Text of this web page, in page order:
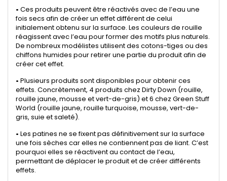
• Ces produits peuvent être réactivés avec de l’eau une
fois secs afin de créer un effet différent de celui
initialement obtenu sur la surface. Les couleurs de rouille
réagissent avec l’eau pour former des motifs plus naturels.
De nombreux modélistes utilisent des cotons-tiges ou des
chiffons humides pour retirer une partie du produit afin de
créer cet effet.
• Plusieurs produits sont disponibles pour obtenir ces
effets. Concrètement, 4 produits chez Dirty Down (rouille,
rouille jaune, mousse et vert-de-gris) et 6 chez Green Stuff
World (rouille jaune, rouille turquoise, mousse, vert-de-
gris, suie et saleté).
• Les patines ne se fixent pas définitivement sur la surface
une fois sèches car elles ne contiennent pas de liant. C’est
pourquoi elles se réactivent au contact de l’eau,
permettant de déplacer le produit et de créer différents
effets.